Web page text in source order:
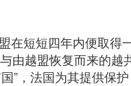
在短短四年内便取得
由越盟恢复而来的越
”，法国为其提供保